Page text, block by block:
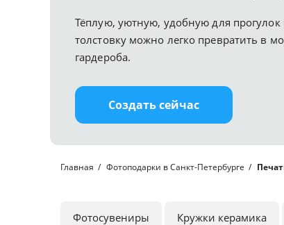
Тёплую, уютную, удобную для прогулок
толстовку можно легко превратить в
гардероба.
Создать сейчас
Главная Фотоподарки в Санкт-Петербурге
Фотосувениры Кружки керамика